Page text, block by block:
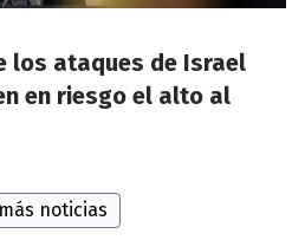
los ataques de Israel
en riesgo el alto al
noticias